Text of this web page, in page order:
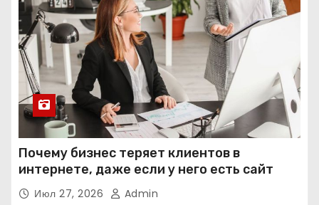
Почему бизнес теряет клиентов в
интернете, даже если у него есть сайт
Июл 27, 2026 Admin